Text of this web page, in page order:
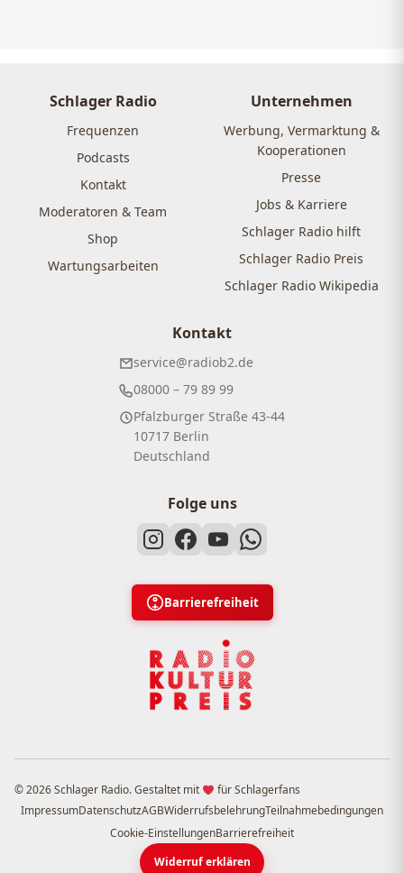
Schlager Radio
Frequenzen
Podcasts
Kontakt
Moderatoren & Team
Shop
Wartungsarbeiten
Unternehmen
Werbung, Vermarktung &
Kooperationen
Presse
Jobs & Karriere
Schlager Radio hilft
Schlager Radio Preis
Schlager Radio Wikipedia
Kontakt
service@radiob2.de
08000 – 79 89 99
Pfalzburger Straße 43-44
10717 Berlin
Deutschland
Folge uns
Barrierefreiheit
© 2026 Schlager Radio. Gestaltet mit
für Schlagerfans
ImpressumDatenschutzAGBWiderrufsbelehrungTeilnahmebedingungen
Cookie-EinstellungenBarrierefreiheit
Widerruf erklären